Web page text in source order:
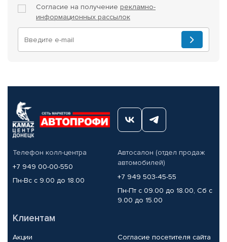
Согласие на получение рекламно-
информационных рассылок
Телефон колл-центра
+7 949 00-00-550
Пн-Вс с 9.00 до 18.00
Автосалон (отдел продаж
автомобилей)
+7 949 503-45-55
Пн-Пт с 09.00 до 18.00, Сб с
9.00 до 15.00
Клиентам
Акции
Согласие посетителя сайта